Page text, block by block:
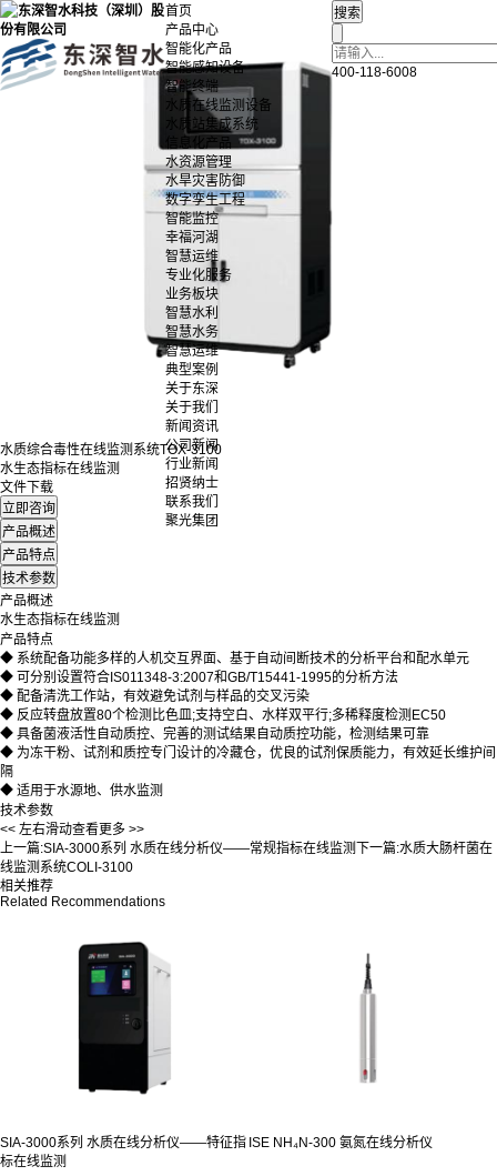
首页
产品中心
智能化产品
智能感知设备
智能终端
水质在线监测设备
水质站集成系统
信息化产品
水资源管理
水旱灾害防御
数字孪生工程
智能监控
幸福河湖
智慧运维
专业化服务
业务板块
智慧水利
智慧水务
智慧运维
典型案例
关于东深
关于我们
新闻资讯
公司新闻
行业新闻
招贤纳士
联系我们
聚光集团
400-118-6008
水质综合毒性在线监测系统TOX-3100
水生态指标在线监测
文件下载
产品概述
水生态指标在线监测
产品特点
◆ 系统配备功能多样的人机交互界面、基于自动间断技术的分析平台和配水单元
◆ 可分别设置符合IS011348-3:2007和GB/T15441-1995的分析方法
◆ 配备清洗工作站，有效避免试剂与样品的交叉污染
◆ 反应转盘放置80个检测比色皿;支持空白、水样双平行;多稀释度检测EC50
◆ 具备菌液活性自动质控、完善的测试结果自动质控功能，检测结果可靠
◆ 为冻干粉、试剂和质控专门设计的冷藏仓，优良的试剂保质能力，有效延长维护间
隔
◆ 适用于水源地、供水监测
技术参数
<< 左右滑动查看更多 >>
上一篇:SIA-3000系列 水质在线分析仪——常规指标在线监测 下一篇:水质大肠杆菌在
线监测系统COLI-3100
相关推荐
Related Recommendations
SIA-3000系列 水质在线分析仪——特征指
标在线监测
ISE NH₄N-300 氨氮在线分析仪